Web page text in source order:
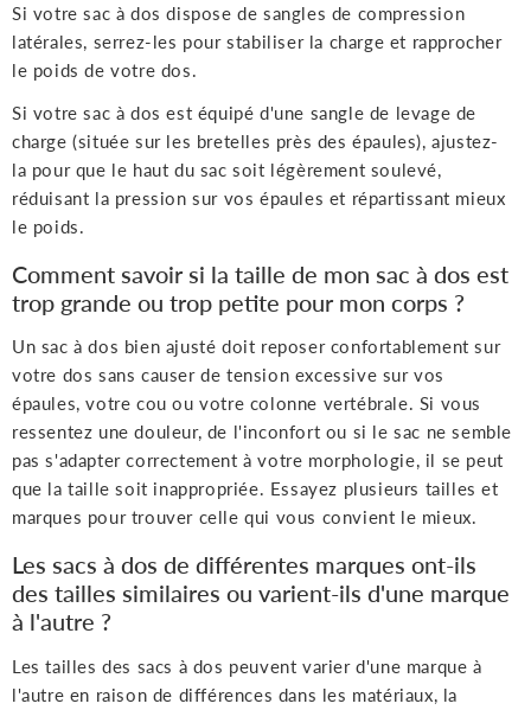
Si votre sac à dos dispose de sangles de compression
latérales, serrez-les pour stabiliser la charge et rapprocher
le poids de votre dos.
Si votre sac à dos est équipé d'une sangle de levage de
charge (située sur les bretelles près des épaules), ajustez-
la pour que le haut du sac soit légèrement soulevé,
réduisant la pression sur vos épaules et répartissant mieux
le poids.
Comment savoir si la taille de mon sac à dos est
trop grande ou trop petite pour mon corps ?
Un sac à dos bien ajusté doit reposer confortablement sur
votre dos sans causer de tension excessive sur vos
épaules, votre cou ou votre colonne vertébrale. Si vous
ressentez une douleur, de l'inconfort ou si le sac ne semble
pas s'adapter correctement à votre morphologie, il se peut
que la taille soit inappropriée. Essayez plusieurs tailles et
marques pour trouver celle qui vous convient le mieux.
Les sacs à dos de différentes marques ont-ils
des tailles similaires ou varient-ils d'une marque
à l'autre ?
Les tailles des sacs à dos peuvent varier d'une marque à
l'autre en raison de différences dans les matériaux, la